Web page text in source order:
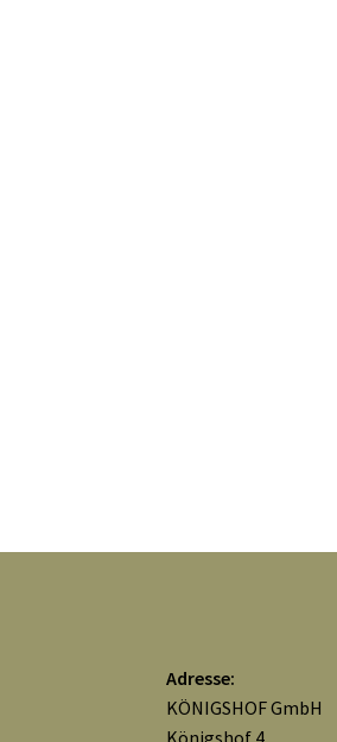
Adresse:
KÖNIGSHOF GmbH
Königshof 4